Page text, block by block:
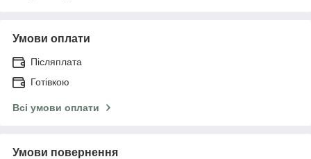
Умови оплати
Післяплата
Готівкою
Всі умови оплати
Умови повернення